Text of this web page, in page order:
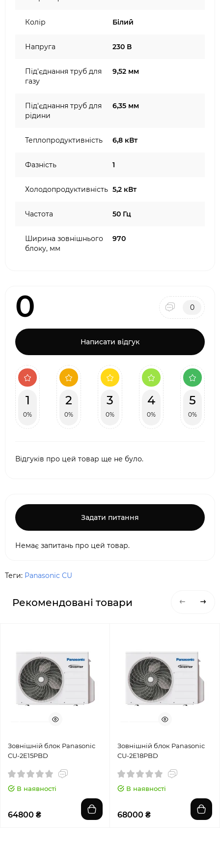
Колір Білий
Напруга 230 В
Під'єднання труб для
газу
9,52 мм
Під'єднання труб для
рідини
6,35 мм
Теплопродуктивність 6,8 кВт
Фазність 1
Холодопродуктивність 5,2 кВт
Частота 50 Гц
Ширина зовнішнього
блоку, мм
970
0 0
Написати відгук
1
0%
2
0%
3
0%
4
0%
5
0%
Відгуків про цей товар ще не було.
Задати питання
Немає запитань про цей товар.
Теги: Panasonic CU
Рекомендовані товари
Зовнішній блок Panasonic
CU-2E15PBD
В наявності
64800 ₴
Зовнішній блок Panasonic
CU-2E18PBD
В наявності
68000 ₴